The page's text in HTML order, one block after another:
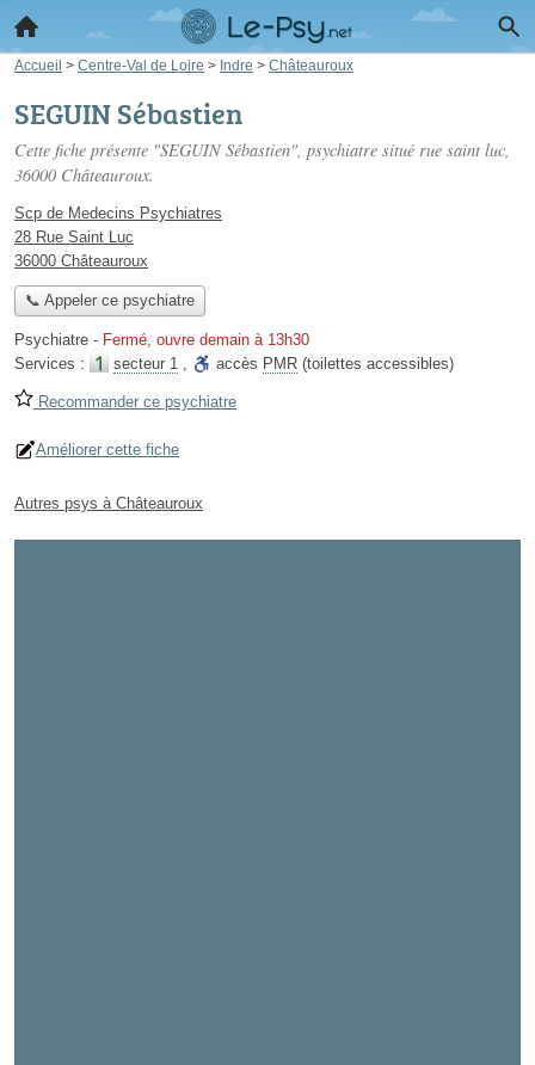
Accueil > Centre-Val de Loire > Indre > Châteauroux
SEGUIN Sébastien
Cette fiche présente "SEGUIN Sébastien", psychiatre situé rue saint luc,
36000 Châteauroux.
Scp de Medecins Psychiatres
28 Rue Saint Luc
36000 Châteauroux
📞 Appeler ce psychiatre
Psychiatre - Fermé, ouvre demain à 13h30
Services :
secteur 1 , accès PMR (toilettes accessibles)
Recommander ce psychiatre
Améliorer cette fiche
Autres psys à Châteauroux